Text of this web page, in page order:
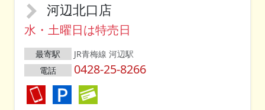
河辺北口店
水・土曜日は特売日
最寄駅
JR青梅線 河辺駅
電話
0428-25-8266